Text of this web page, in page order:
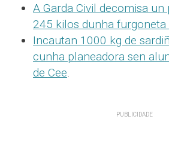
A Garda Civil decomisa un
245 kilos dunha furgoneta
Incautan 1000 kg de
cunha planeadora sen
de Cee.